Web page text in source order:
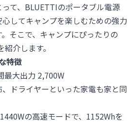
て、BLUETTIのポータブル電源
してキャンプを楽しむための強力
そこで、キャンプにぴったりの
紹介します。
特徴
最大出力 2,700W
ドライヤーといった家電も家と同
の高速モードで、1152Whを